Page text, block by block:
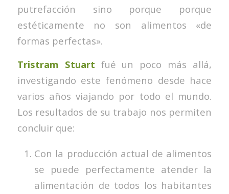
putrefacción sino porque porque
estéticamente no son alimentos «de
formas perfectas».
Tristram Stuart fué un poco más allá,
investigando este fenómeno desde hace
varios años viajando por todo el mundo.
Los resultados de su trabajo nos permiten
concluir que:
Con la producción actual de alimentos
se puede perfectamente atender la
alimentación de todos los habitantes